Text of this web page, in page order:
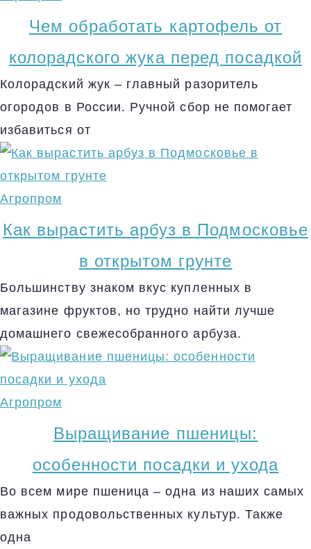
Чем обработать картофель от
колорадского жука перед посадкой
Колорадский жук – главный разоритель
огородов в России. Ручной сбор не помогает
избавиться от
Агропром
Как вырастить арбуз в Подмосковье
в открытом грунте
Большинству знаком вкус купленных в
магазине фруктов, но трудно найти лучше
домашнего свежесобранного арбуза.
Агропром
Выращивание пшеницы:
особенности посадки и ухода
Во всем мире пшеница – одна из наших самых
важных продовольственных культур. Также
одна